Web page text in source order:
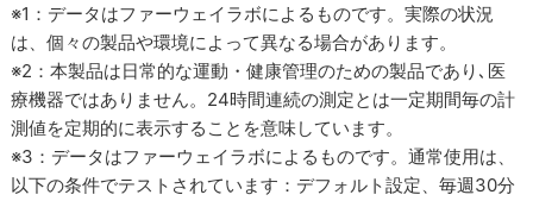
※1：データはファーウェイラボによるものです。実際の状況
は、個々の製品や環境によって異なる場合があります。
※2：本製品は日常的な運動・健康管理のための製品であり､医
療機器ではありません。24時間連続の測定とは一定期間毎の計
測値を定期的に表示することを意味しています。
※3：データはファーウェイラボによるものです。通常使用は、
以下の条件でテストされています：デフォルト設定、毎週30分